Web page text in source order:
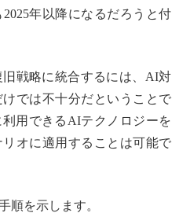
年以降になるだろうと付
戦略に統合するには、AI対
では不十分だということで
用できるAIテクノロジーを
オに適用することは可能で
順を示します。